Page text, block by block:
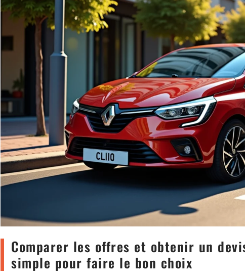
Comparer les offres et obtenir un
simple pour faire le bon choix